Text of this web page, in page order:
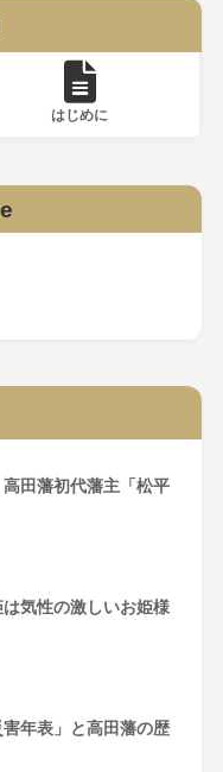
はじめに
田藩初代藩主「松平
気性の激しいお姫様
年表」と高田藩の歴